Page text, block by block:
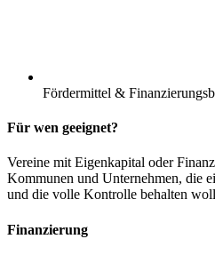
Fördermittel &
Für wen geeignet?
Vereine mit Eigenkapital oder
Kommunen und Unternehmen, die
und die volle Kontrolle behalten
Finanzierung